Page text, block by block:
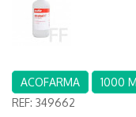
ACOFARMA
1000
REF: 349662